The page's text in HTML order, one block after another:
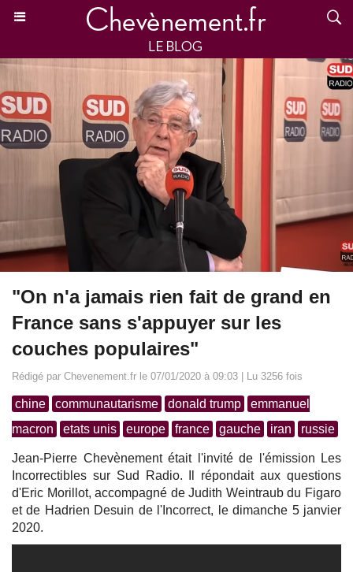
"On n'a jamais rien fait de grand en
France sans s'appuyer sur les
couches populaires"
Rédigé par Chevenement.fr le 07/01/2020 à 09:03 | Lu 3256 fois
chine communautarisme donald trump
emmanuel
macron
etats unis europe france gauche iran russie
Jean-Pierre Chevènement était l'invité de l'émission Les
Incorrectibles sur Sud Radio. Il répondait aux questions
d'Eric Morillot, accompagné de Judith Weintraub du Figaro
et de Hadrien Desuin de l'Incorrect, le dimanche 5 janvier
2020.